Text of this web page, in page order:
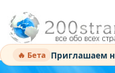
🔥 Бета Приглашаем